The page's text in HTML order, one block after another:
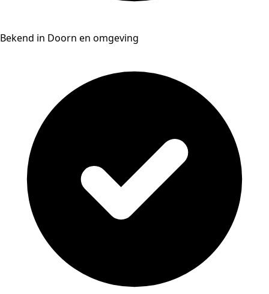
Bekend in Doorn en omgeving